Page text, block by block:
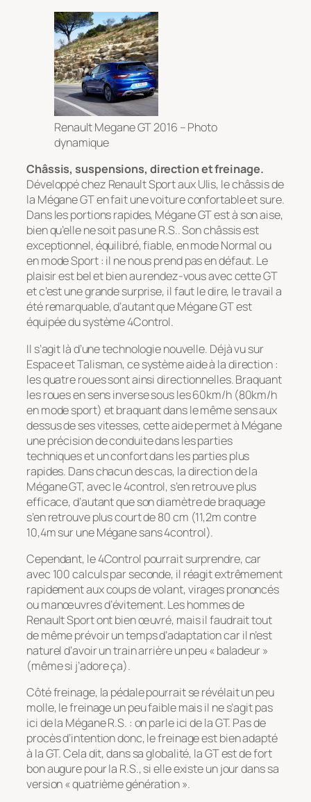
Renault Megane GT 2016 – Photo
dynamique
Châssis, suspensions, direction et freinage.
Développé chez Renault Sport aux Ulis, le châssis de
la Mégane GT en fait une voiture confortable et sure.
Dans les portions rapides, Mégane GT est à son aise,
bien qu’elle ne soit pas une R.S.. Son châssis est
exceptionnel, équilibré, fiable, en mode Normal ou
en mode Sport : il ne nous prend pas en défaut. Le
plaisir est bel et bien au rendez-vous avec cette GT
et c’est une grande surprise, il faut le dire, le travail a
été remarquable, d’autant que Mégane GT est
équipée du système 4Control.
Il s’agit là d’une technologie nouvelle. Déjà vu sur
Espace et Talisman, ce système aide à la direction :
les quatre roues sont ainsi directionnelles. Braquant
les roues en sens inverse sous les 60km/h (80km/h
en mode sport) et braquant dans le même sens aux
dessus de ses vitesses, cette aide permet à Mégane
une précision de conduite dans les parties
techniques et un confort dans les parties plus
rapides. Dans chacun des cas, la direction de la
Mégane GT, avec le 4control, s’en retrouve plus
efficace, d’autant que son diamètre de braquage
s’en retrouve plus court de 80 cm (11,2m contre
10,4m sur une Mégane sans 4control).
Cependant, le 4Control pourrait surprendre, car
avec 100 calculs par seconde, il réagit extrêmement
rapidement aux coups de volant, virages prononcés
ou manœuvres d’évitement. Les hommes de
Renault Sport ont bien œuvré, mais il faudrait tout
de même prévoir un temps d’adaptation car il n’est
naturel d’avoir un train arrière un peu « baladeur »
(même si j’adore ça).
Côté freinage, la pédale pourrait se révélait un peu
molle, le freinage un peu faible mais il ne s’agit pas
ici de la Mégane R.S. : on parle ici de la GT. Pas de
procès d’intention donc, le freinage est bien adapté
à la GT. Cela dit, dans sa globalité, la GT est de fort
bon augure pour la R.S., si elle existe un jour dans sa
version « quatrième génération ».